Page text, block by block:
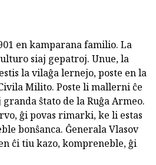
en kamparana familio. La
siaj gepatroj. Unue, la
la vilaĝa lernejo, poste en la
Milito. Poste li mallerni ĉe
ŝtato de la Ruĝa Armeo.
ĝi povas rimarki, ke li estas
bonŝanca. Ĝenerala Vlasov
ĉi tiu kazo, kompreneble, ĝi